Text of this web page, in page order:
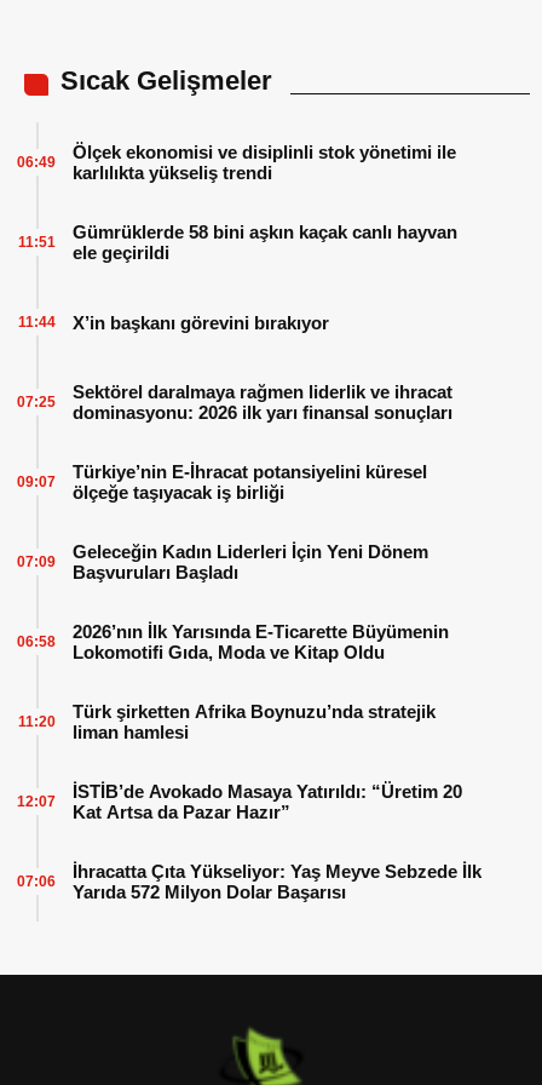
Sıcak Gelişmeler
Ölçek ekonomisi ve disiplinli stok yönetimi ile
karlılıkta yükseliş trendi
06:49
Gümrüklerde 58 bini aşkın kaçak canlı hayvan
ele geçirildi
11:51
X’in başkanı görevini bırakıyor
11:44
Sektörel daralmaya rağmen liderlik ve ihracat
dominasyonu: 2026 ilk yarı finansal sonuçları
07:25
Türkiye’nin E-İhracat potansiyelini küresel
ölçeğe taşıyacak iş birliği
09:07
Geleceğin Kadın Liderleri İçin Yeni Dönem
Başvuruları Başladı
07:09
2026’nın İlk Yarısında E-Ticarette Büyümenin
Lokomotifi Gıda, Moda ve Kitap Oldu
06:58
Türk şirketten Afrika Boynuzu’nda stratejik
liman hamlesi
11:20
İSTİB’de Avokado Masaya Yatırıldı: “Üretim 20
Kat Artsa da Pazar Hazır”
12:07
İhracatta Çıta Yükseliyor: Yaş Meyve Sebzede İlk
Yarıda 572 Milyon Dolar Başarısı
07:06